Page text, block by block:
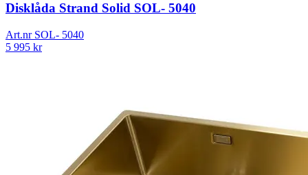
Disklåda Strand Solid SOL- 5040
Art.nr SOL- 5040
5 995 kr